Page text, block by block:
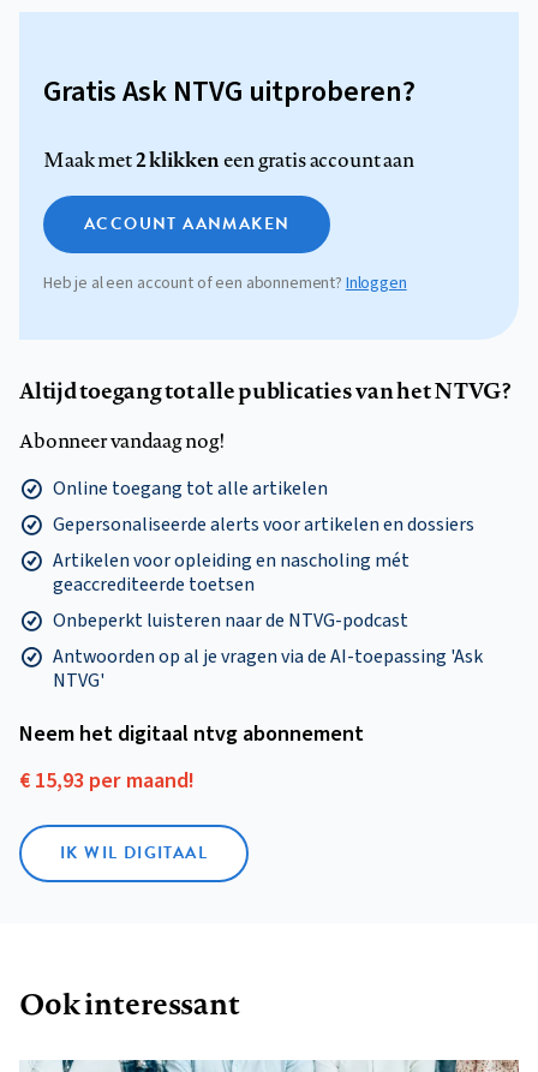
Gratis Ask NTVG uitproberen?
Maak met2 klikkeneen gratis account aan
ACCOUNT AANMAKEN
Heb je al een account of een abonnement? Inloggen
Altijd toegang tot alle publicaties van het NTVG?
Abonneer vandaag nog!
Online toegang tot alle artikelen
Gepersonaliseerde alerts voor artikelen en dossiers
Artikelen voor opleiding en nascholing mét
geaccrediteerde toetsen
Onbeperkt luisteren naar de NTVG-podcast
Antwoorden op al je vragen via de AI-toepassing 'Ask
NTVG'
Neem het digitaal ntvg abonnement
€ 15,93 per maand!
IK WIL DIGITAAL
Ook interessant